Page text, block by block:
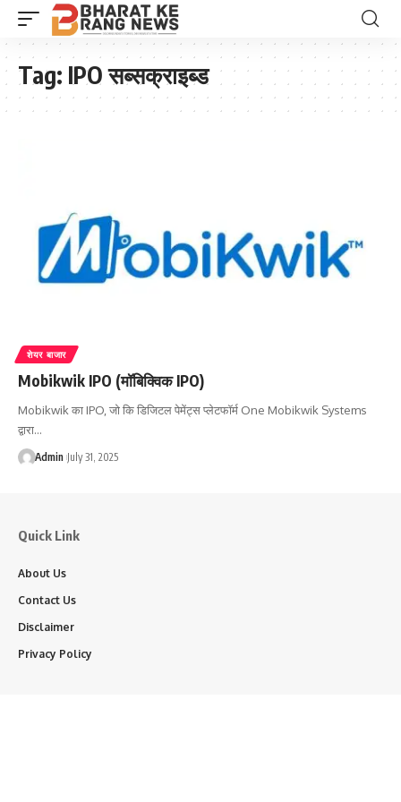
Tag: IPO सब्सक्राइब्ड
शेयर बाजार
Mobikwik IPO (मॉबिक्विक IPO)
Mobikwik का IPO, जो कि डिजिटल पेमेंट्स प्लेटफॉर्म One Mobikwik Systems
द्वारा…
Admin July 31, 2025
Quick Link
About Us
Contact Us
Disclaimer
Privacy Policy